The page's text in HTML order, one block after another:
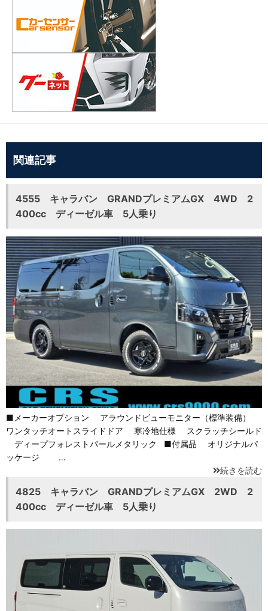
関連記事
4555 キャラバン GRANDプレミアムGX 4WD 2
400cc ディーゼル車 5人乗り
■メーカーオプション アラウンドビューモニター（標準装備）
ワンタッチオートスライドドア 寒冷地仕様 スクラッチシールド
ディープフォレストパールメタリック ■付属品 オリジナルパ
ッケージ …
続きを読む
4825 キャラバン GRANDプレミアムGX 2WD 2
400cc ディーゼル車 5人乗り